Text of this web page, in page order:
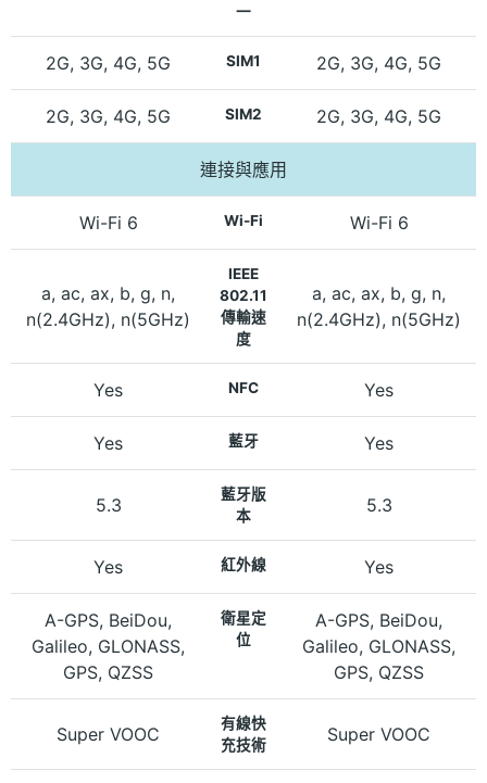
一
2G, 3G, 4G, 5G SIM1 2G, 3G, 4G, 5G
2G, 3G, 4G, 5G SIM2 2G, 3G, 4G, 5G
連接與應用
Wi-Fi 6 Wi-Fi Wi-Fi 6
a, ac, ax, b, g, n,
n(2.4GHz), n(5GHz)
IEEE
802.11
傳輸速
度
a, ac, ax, b, g, n,
n(2.4GHz), n(5GHz)
Yes NFC Yes
Yes 藍牙 Yes
5.3
藍牙版
本
5.3
Yes 紅外線 Yes
A-GPS, BeiDou,
Galileo, GLONASS,
GPS, QZSS
衛星定
位
A-GPS, BeiDou,
Galileo, GLONASS,
GPS, QZSS
Super VOOC
有線快
充技術
Super VOOC